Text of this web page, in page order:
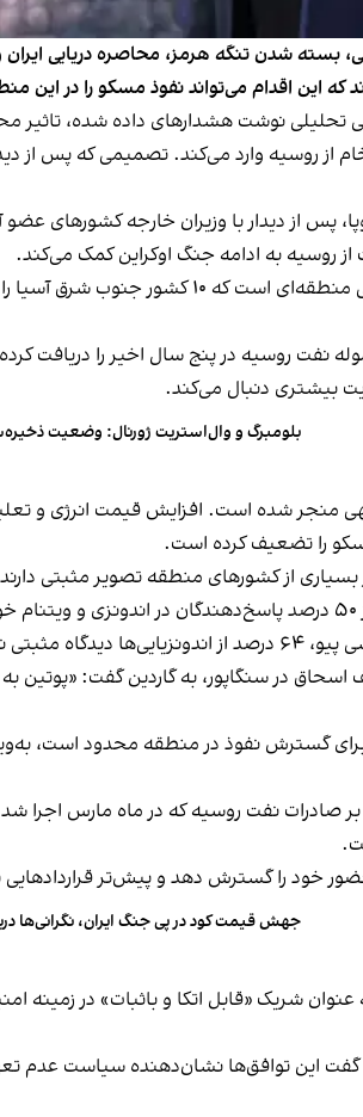
بسته شدن تنگه هرمز، محاصره دریایی
که این اقدام می‌تواند نفوذ مسکو را در این
میلیون بشکه نفت خام از روسیه وارد می‌کند.
پس از دیدار با وزیران خارجه کشورهای
از روسیه به ادامه جنگ اوکراین کمک می‌کند.
آسه‌آن یک سازمان سیاسی، اقتصادی و
نفت روسیه در پنج سال اخیر را دریافت
بیشتری دنبال می‌کند.
بلومبرگ و وال‌استریت ژورنال: وضعیت
منجر شده است. افزایش قیمت انرژی و
را تضعیف کرده است.
از کشورهای منطقه تصویر مثبتی
در سنگاپور، به گاردین گفت: «پوتین
گسترش نفوذ در منطقه محدود است،
خود را گسترش دهد و پیش‌تر قراردادهایی
جهش قیمت کود در پی جنگ ایران، نگرانی‌ها
شریک «قابل اتکا و باثبات» در زمینه
گفت این توافق‌ها نشان‌دهنده سیاست عدم